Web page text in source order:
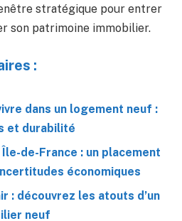
stratégique pour entrer
son patrimoine immobilier.
:
dans un logement neuf :
et durabilité
de-France : un placement
économiques
: découvrez les atouts d’un
neuf